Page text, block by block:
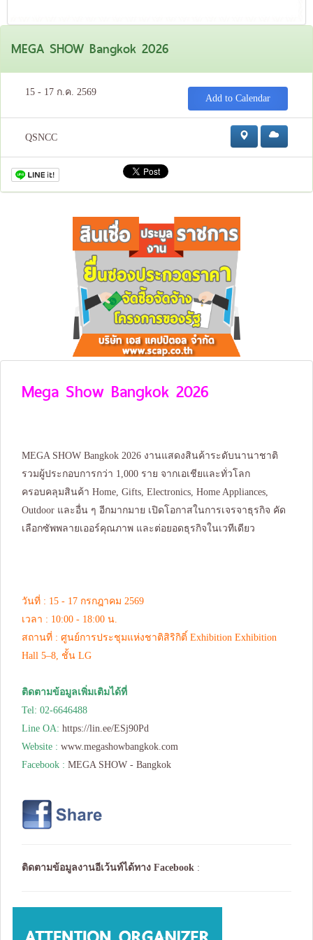
MEGA SHOW Bangkok 2026
15 - 17 ก.ค. 2569
Add to Calendar
QSNCC
Mega Show Bangkok 2026
MEGA SHOW Bangkok 2026 งานแสดงสินค้าระดับนานาชาติ
รวมผู้ประกอบการกว่า 1,000 ราย จากเอเชียและทั่วโลก
ครอบคลุมสินค้า Home, Gifts, Electronics, Home Appliances,
Outdoor และอื่น ๆ อีกมากมาย เปิดโอกาสในการเจรจาธุรกิจ คัด
เลือกซัพพลายเออร์คุณภาพ และต่อยอดธุรกิจในเวทีเดียว
วันที่ : 15 - 17 กรกฎาคม 2569
เวลา : 10:00 - 18:00 น.
สถานที่ : ศูนย์การประชุมแห่งชาติสิริกิติ์ Exhibition Exhibition
Hall 5–8, ชั้น LG
ติดตามข้อมูลเพิ่มเติมได้ที่
Tel: 02-6646488
Line OA: https://lin.ee/ESj90Pd
Website : www.megashowbangkok.com
Facebook : MEGA SHOW - Bangkok
ติดตามข้อมูลงานอีเว้นท์ได้ทาง Facebook :